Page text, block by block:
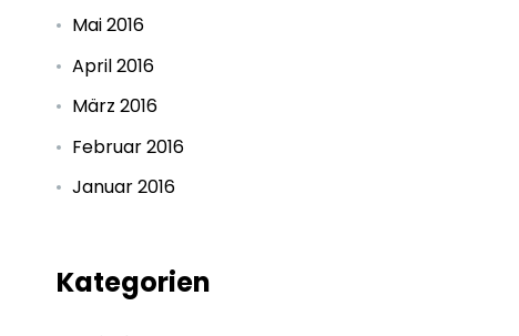
Mai 2016
April 2016
März 2016
Februar 2016
Januar 2016
Kategorien